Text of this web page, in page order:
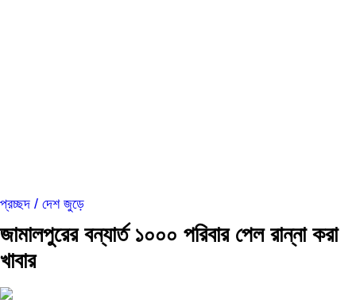
প্রচ্ছদ / দেশ জুড়ে
জামালপুরের বন্যার্ত ১০০০ পরিবার পেল রান্না করা
খাবার